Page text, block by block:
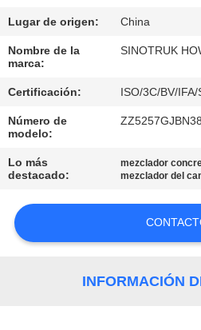
CONTROL
DE
CALIDAD
CONTACTA
CON
NOSOTROS
SOLICITAR
Lugar de origen: China
Nombre de la
marca:
SINOTRUK
Certificación: ISO/3C/BV/IFA/
Número de
modelo:
Lo más
destacado:
mezclador
mezclador del
INFORMACIÓN